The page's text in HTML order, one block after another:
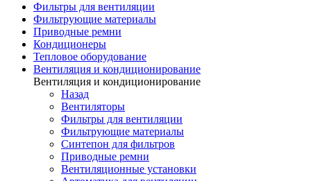
Фильтры для вентиляции
Фильтрующие материалы
Приводные ремни
Кондиционеры
Тепловое оборудование
Вентиляция и кондиционирование
Вентиляция и кондиционирование
Назад
Вентиляторы
Фильтры для вентиляции
Фильтрующие материалы
Синтепон для фильтров
Приводные ремни
Вентиляционные установки